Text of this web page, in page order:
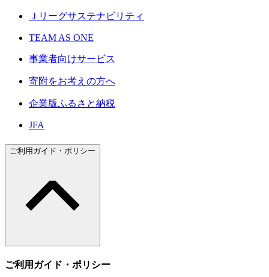
Ｊリーグサステナビリティ
TEAM AS ONE
事業者向けサービス
寄附をお考えの方へ
企業版ふるさと納税
JFA
ご利用ガイド・ポリシー
ご利用ガイド・ポリシー